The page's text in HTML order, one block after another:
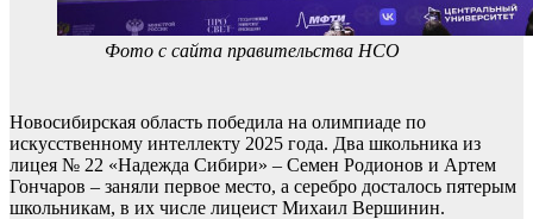
Фото с сайта правительства НСО
Новосибирская область победила на олимпиаде по
искусственному интеллекту 2025 года. Два школьника из
лицея № 22 «Надежда Сибири» – Семен Родионов и Артем
Гончаров – заняли первое место, а серебро досталось пятерым
школьникам, в их числе лицеист Михаил Вершинин.